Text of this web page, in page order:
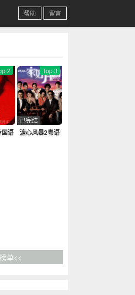
帮助 留言
语
2
溏心风暴2粤语
Top 3
已完结
单<<